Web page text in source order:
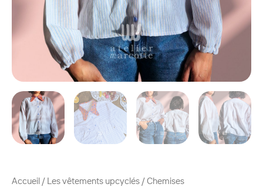
Accueil / Les vêtements upcyclés /Chemises